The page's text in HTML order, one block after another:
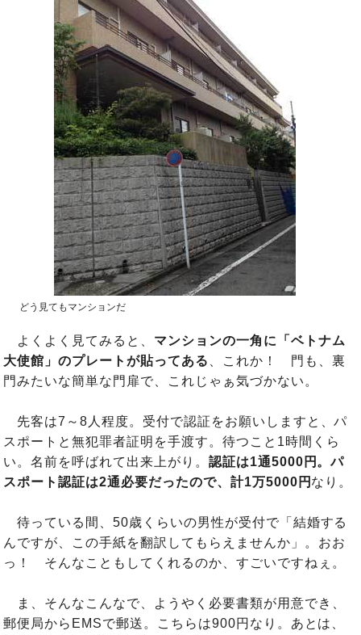
どう見てもマンションだ
よくよく見てみると、 マンションの一角に「ベトナム
大使館」のプレートが貼ってある
、これか！ 門も、裏
門みたいな簡単な門扉で、これじゃぁ気づかない。
先客は7～8人程度。受付で認証をお願いしますと、パ
スポートと無犯罪者証明を手渡す。待つこと1時間くら
い。名前を呼ばれて出来上がり。 認証は1通5000円。パ
スポート認証は2通必要だったので、計1万5000円 なり。
待っている間、50歳くらいの男性が受付で「結婚する
んですが、この手紙を翻訳してもらえませんか」。おお
っ！ そんなこともしてくれるのか、すごいですねぇ。
ま、そんなこんなで、ようやく必要書類が用意でき、
郵便局からEMSで郵送。こちらは900円なり。あとは、